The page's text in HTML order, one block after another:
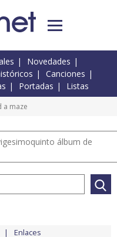
Novedades
Canciones
Portadas Listas
a maze
álbum de
Enlaces